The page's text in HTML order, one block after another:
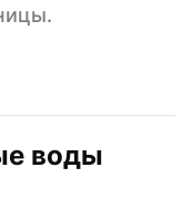
воды